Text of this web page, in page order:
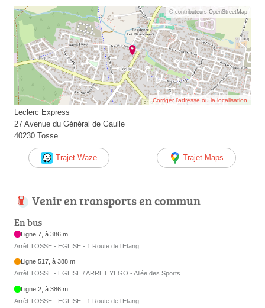
© contributeurs OpenStreetMap
Corriger l’adresse ou la localisation
Leclerc Express
27 Avenue du Général de Gaulle
40230 Tosse
Trajet Waze Trajet Maps
Venir en transports en commun
En bus
Ligne 7, à 386 m
Arrêt TOSSE - EGLISE - 1 Route de l’Etang
Ligne 517, à 388 m
Arrêt TOSSE - EGLISE / ARRET YEGO - Allée des Sports
Ligne 2, à 386 m
Arrêt TOSSE - EGLISE - 1 Route de l’Etang